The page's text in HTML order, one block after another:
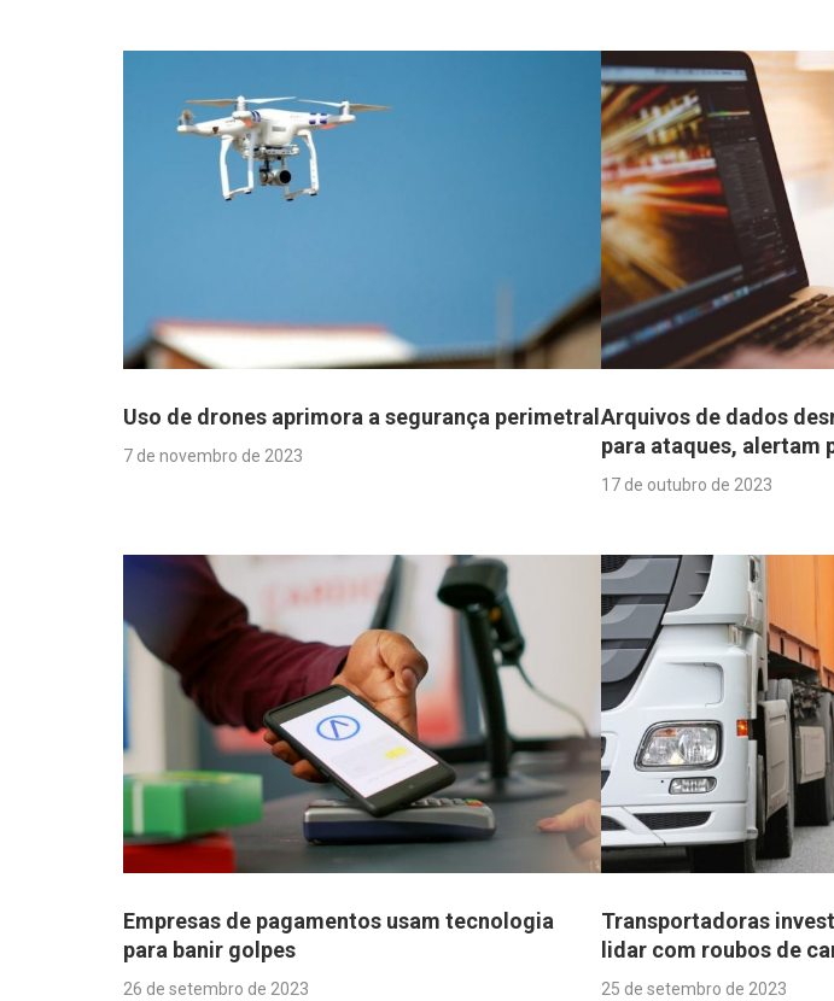
Uso de drones aprimora a segurança perimetral
7 de novembro de 2023
Arquivos de dados
para ataques, alertam
17 de outubro de 2023
Empresas de pagamentos usam tecnologia
para banir golpes
26 de setembro de 2023
Transportadoras
lidar com roubos de
25 de setembro de 2023